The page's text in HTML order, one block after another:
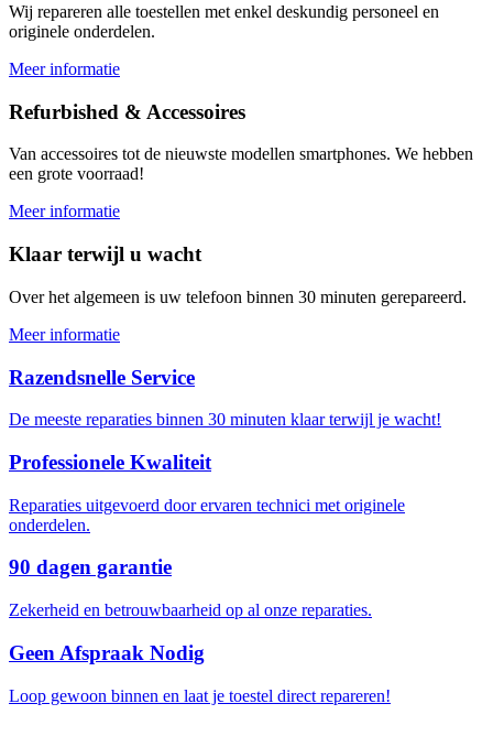
Wij repareren alle toestellen met enkel deskundig personeel en
originele onderdelen.
Meer informatie
Refurbished & Accessoires
Van accessoires tot de nieuwste modellen smartphones. We hebben
een grote voorraad!
Meer informatie
Klaar terwijl u wacht
Over het algemeen is uw telefoon binnen 30 minuten gerepareerd.
Meer informatie
Razendsnelle Service
De meeste reparaties binnen 30 minuten klaar terwijl je wacht!
Professionele Kwaliteit
Reparaties uitgevoerd door ervaren technici met originele
onderdelen.
90 dagen garantie
Zekerheid en betrouwbaarheid op al onze reparaties.
Geen Afspraak Nodig
Loop gewoon binnen en laat je toestel direct repareren!